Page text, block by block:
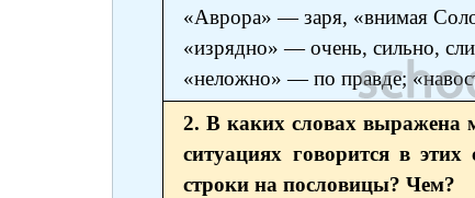
«Аврора» — заря, «внимая
«изрядно» — очень, сильно,
«неложно» — по правде;
2. В каких словах выражена
ситуациях говорится в
строки на пословицы? Чем?